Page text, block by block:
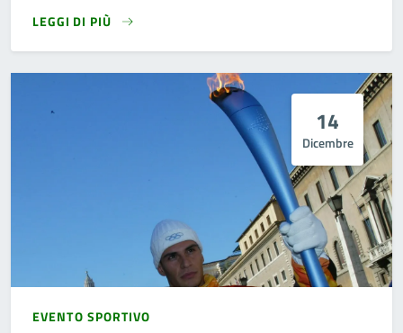
LEGGI DI PIÙ
14
Dicembre
EVENTO SPORTIVO